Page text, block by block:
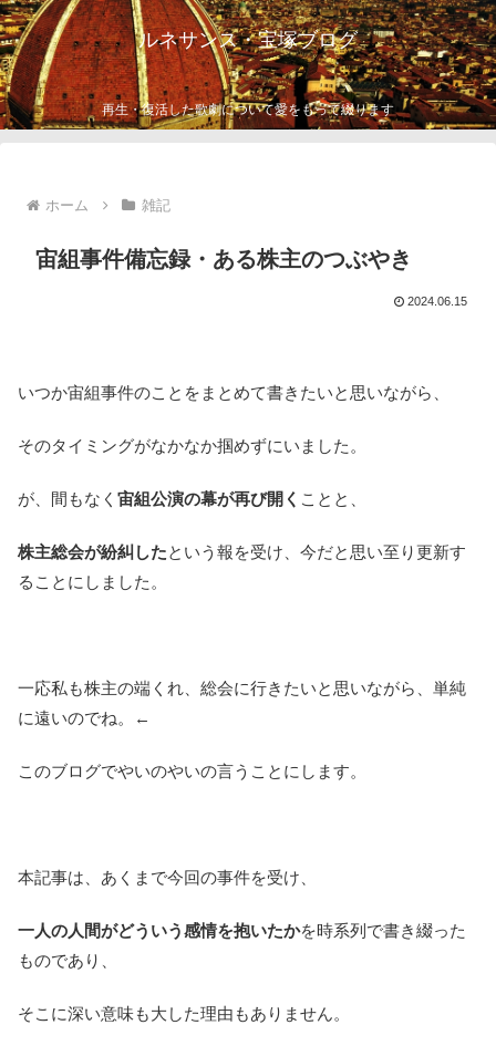
ルネサンス・宝塚ブログ
再生・復活した歌劇について愛をもって綴ります
ホーム 雑記
宙組事件備忘録・ある株主のつぶやき
2024.06.15
いつか宙組事件のことをまとめて書きたいと思いながら、
そのタイミングがなかなか掴めずにいました。
が、間もなく 宙組公演の幕が再び開く ことと、
株主総会が紛糾したという報を受け、今だと思い至り更新す
ることにしました。
一応私も株主の端くれ、総会に行きたいと思いながら、単純
に遠いのでね。←
このブログでやいのやいの言うことにします。
本記事は、あくまで今回の事件を受け、
一人の人間がどういう感情を抱いたかを時系列で書き綴った
ものであり、
そこに深い意味も大した理由もありません。